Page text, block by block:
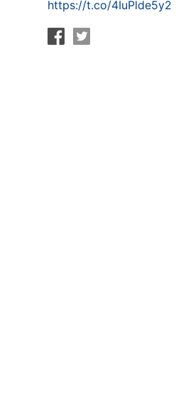
https://t.co/4IuPlde5y2